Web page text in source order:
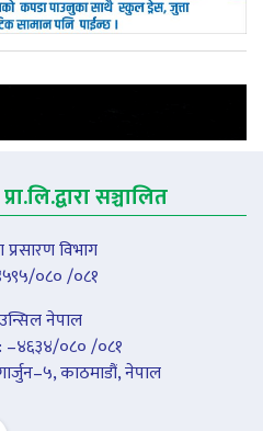
सञ्चालित
विभाग
०८० /०८१
नेपाल
०८० /०८१
काठमाडौं, नेपाल